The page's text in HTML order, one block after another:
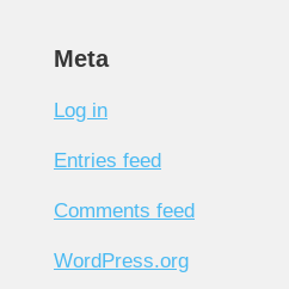
Meta
Log in
Entries feed
Comments feed
WordPress.org